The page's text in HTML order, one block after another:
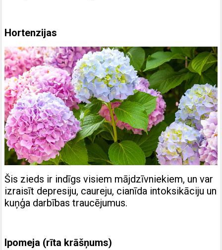
Hortenzijas
Šis zieds ir indīgs visiem mājdzīvniekiem, un var
izraisīt depresiju, caureju, cianīda intoksikāciju un
kuņģa darbības traucējumus.
Ipomeja (rīta krāšņums)